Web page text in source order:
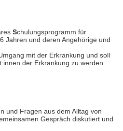
Schulungsprogramm für
Jahren und deren Angehörige und
mit der Erkrankung und soll
der Erkrankung zu werden.
und Fragen aus dem Alltag von
Gespräch diskutiert und